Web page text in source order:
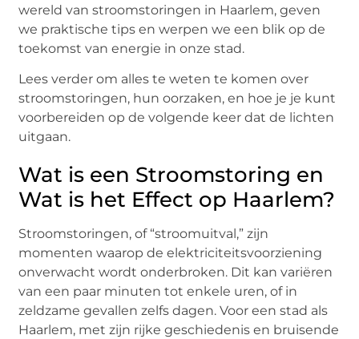
wereld van stroomstoringen in Haarlem, geven
we praktische tips en werpen we een blik op de
toekomst van energie in onze stad.
Lees verder om alles te weten te komen over
stroomstoringen, hun oorzaken, en hoe je je kunt
voorbereiden op de volgende keer dat de lichten
uitgaan.
Wat is een Stroomstoring en
Wat is het Effect op Haarlem?
Stroomstoringen, of “stroomuitval,” zijn
momenten waarop de elektriciteitsvoorziening
onverwacht wordt onderbroken. Dit kan variëren
van een paar minuten tot enkele uren, of in
zeldzame gevallen zelfs dagen. Voor een stad als
Haarlem, met zijn rijke geschiedenis en bruisende